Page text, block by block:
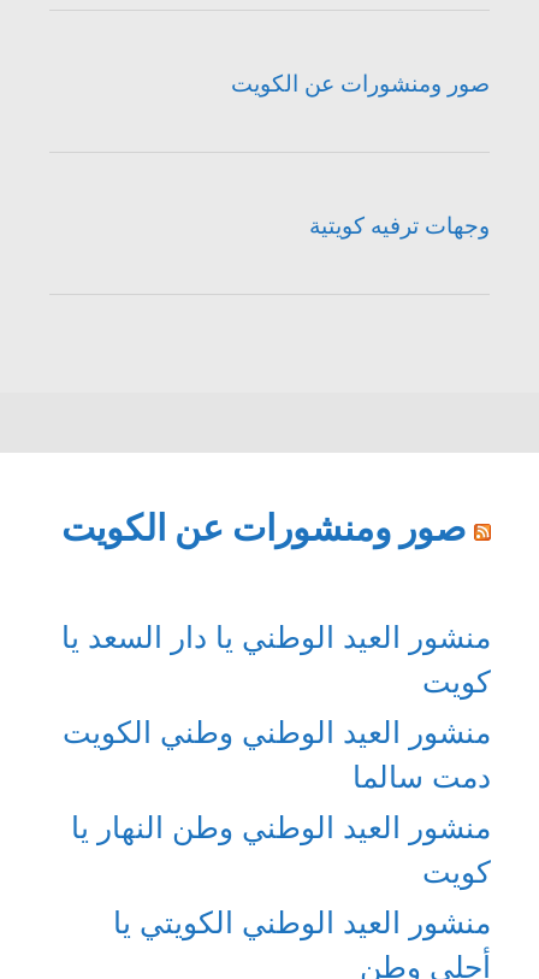
صور ومنشورات عن الكويت
وجهات ترفيه كويتية
صور ومنشورات عن الكويت
منشور العيد الوطني يا دار السعد يا
كويت
منشور العيد الوطني وطني الكويت
دمت سالما
منشور العيد الوطني وطن النهار يا
كويت
منشور العيد الوطني الكويتي يا
أحلى وطن